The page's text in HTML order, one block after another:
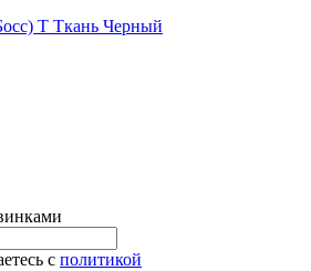
T Ткань Черный
с политикой